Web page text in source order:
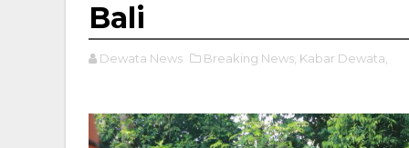
Bali
Dewata News Breaking News, Kabar Dewata,